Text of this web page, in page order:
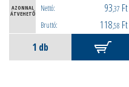
AZONNAL
ÁTVEHETŐ
Nettó: 93,37 Ft
Bruttó: 118,58 Ft